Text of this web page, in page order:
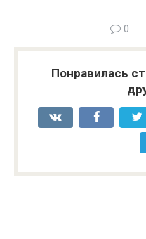
0
Понравилась